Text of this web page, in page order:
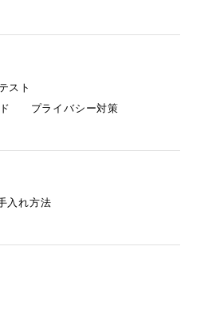
スト
プライバシー対策
入れ方法